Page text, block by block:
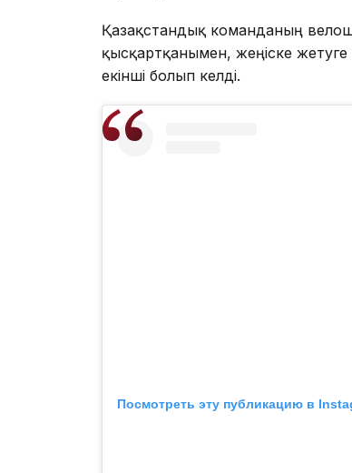
Қазақстандық команданың
қысқартқанымен, жеңіске
екінші болып келді.
Посмотреть эту публикацию в